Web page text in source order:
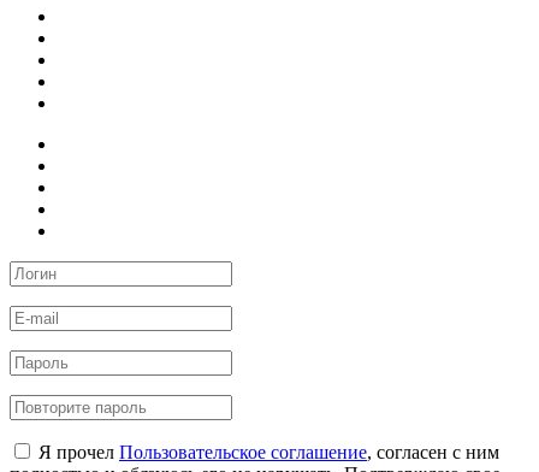
Я прочел Пользовательское соглашение, согласен с ним